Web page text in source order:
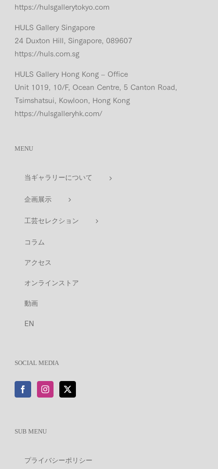
https://hulsgallerytokyo.com
HULS Gallery Singapore
24 Duxton Hill, Singapore, 089607
https://huls.com.sg
HULS Gallery Hong Kong – Office
Unit 1019, 10/F, Ocean Centre, 5 Canton Road,
Tsimshatsui, Kowloon, Hong Kong
https://hulsgalleryhk.com/
MENU
当ギャラリーについて
企画展示
工芸セレクション
コラム
アクセス
オンラインストア
動画
EN
SOCIAL MEDIA
SUB MENU
プライバシーポリシー